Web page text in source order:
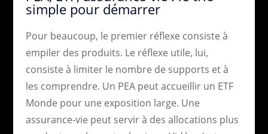
simple pour démarrer
Pour beaucoup, le premier réflexe consiste à
empiler des produits. Le réflexe utile, lui,
consiste à limiter le nombre de supports et à
les comprendre. Un PEA peut accueillir un ETF
Monde pour une exposition large. Une
assurance-vie peut servir à des allocations plus